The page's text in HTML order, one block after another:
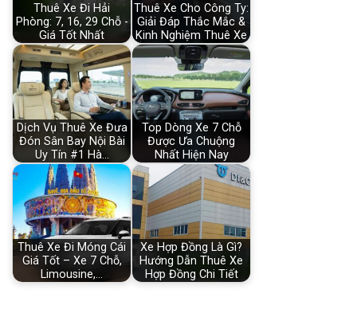
Thuê Xe Đi Hải
Phòng: 7, 16, 29 Chỗ -
Giá Tốt Nhất
Thuê Xe Cho Công Ty:
Giải Đáp Thắc Mắc &
Kinh Nghiệm Thuê Xe
Dịch Vụ Thuê Xe Đưa
Đón Sân Bay Nội Bài
Uy Tín #1 Hà…
Top Dòng Xe 7 Chỗ
Được Ưa Chuộng
Nhất Hiện Nay
Thuê Xe Đi Móng Cái
Giá Tốt – Xe 7 Chỗ,
Limousine,…
Xe Hợp Đồng Là Gì?
Hướng Dẫn Thuê Xe
Hợp Đồng Chi Tiết